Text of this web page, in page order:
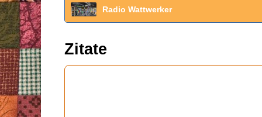
Radio Wattwerker
Zitate